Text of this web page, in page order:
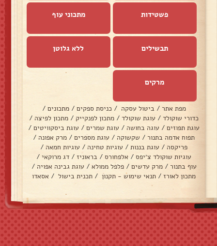
פשטידות מתכוני עוף
תבשילים ללא גלוטן
מרקים
מפת אתר / ביטול עסקה / כניסת ספקים / מתכונים /
כדורי שוקולד / עוגת שוקולד / מתכון לפנקייק / מתכון לפיצה /
עוגת תפוזים / עוגה בחושה / עוגת שמרים / עוגת ביסקוויטים /
תפוח אדמה בתנור / שקשוקה / עוגת מספרים / מרק אפונה /
פריקסה / עוגת בננות / עוגיות טחינה / עוגיות חמאה /
עוגיות שוקולד צ׳יפס / אלפחורס / בראוניז / דג מרוקאי /
עוף בתנור / מרק עדשים / פלפל ממולא / עוגת גבינה אפויה /
מתכון לאורז / תנאי שימוש - תקנון / תכנית בישול / אסאדו